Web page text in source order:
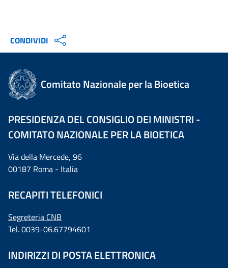
CONDIVIDI
Comitato Nazionale per la Bioetica
PRESIDENZA DEL CONSIGLIO DEI MINISTRI -
COMITATO NAZIONALE PER LA BIOETICA
Via della Mercede, 96
00187 Roma - Italia
RECAPITI TELEFONICI
Segreteria CNB
Tel. 0039-06.67794601
INDIRIZZI DI POSTA ELETTRONICA